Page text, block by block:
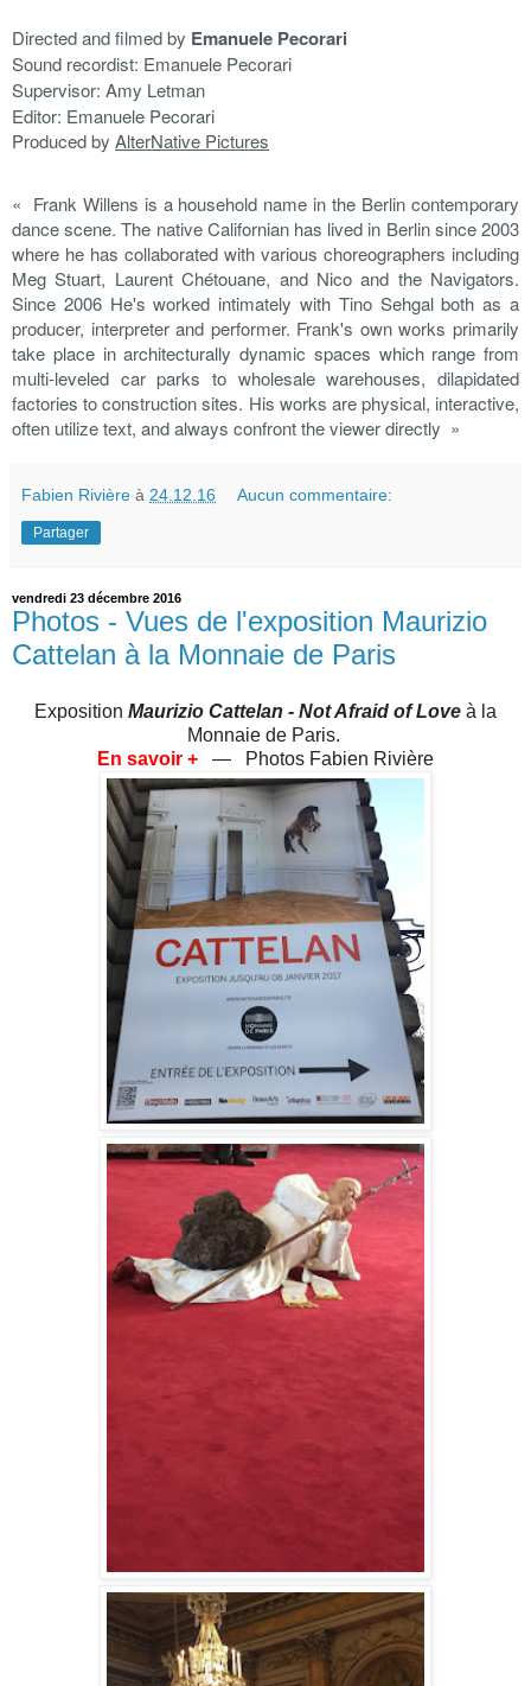
Directed and filmed by Emanuele Pecorari
Sound recordist: Emanuele Pecorari
Supervisor: Amy Letman
Editor: Emanuele Pecorari
Produced by AlterNative Pictures
« Frank Willens is a household name in the Berlin contemporary
dance scene. The native Californian has lived in Berlin since 2003
where he has collaborated with various choreographers including
Meg Stuart, Laurent Chétouane, and Nico and the Navigators.
Since 2006 He's worked intimately with Tino Sehgal both as a
producer, interpreter and performer. Frank's own works primarily
take place in architecturally dynamic spaces which range from
multi-leveled car parks to wholesale warehouses, dilapidated
factories to construction sites. His works are physical, interactive,
often utilize text, and always confront the viewer directly »
Fabien Rivière à 24.12.16 Aucun commentaire:
Partager
vendredi 23 décembre 2016
Photos - Vues de l'exposition Maurizio
Cattelan à la Monnaie de Paris
Exposition Maurizio Cattelan - Not Afraid of Love à la
Monnaie de Paris.
En savoir +
— Photos Fabien Rivière